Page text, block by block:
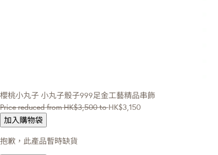
櫻桃小丸子 小丸子骰子999足金工藝精品串飾
Price reduced fromHK$3,500 toHK$3,150
加入購物袋
抱歉，此產品暫時缺貨